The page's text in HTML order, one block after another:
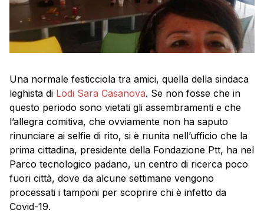
Una normale festicciola tra amici, quella della sindaca
leghista di Lodi Sara Casanova. Se non fosse che in
questo periodo sono vietati gli assembramenti e che
l’allegra comitiva, che ovviamente non ha saputo
rinunciare ai selfie di rito, si è riunita nell’ufficio che la
prima cittadina, presidente della Fondazione Ptt, ha nel
Parco tecnologico padano, un centro di ricerca poco
fuori città, dove da alcune settimane vengono
processati i tamponi per scoprire chi è infetto da
Covid-19.